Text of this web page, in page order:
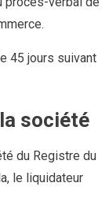
45 jours suivant
société
du Registre du
le liquidateur